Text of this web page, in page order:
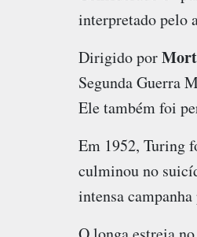
interpretado pelo
Dirigido por
Segunda Guerra
Ele também foi
Em 1952, Turing
culminou no
intensa